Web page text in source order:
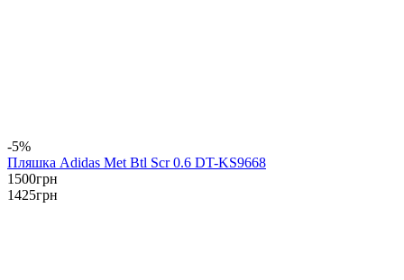
-5%
Пляшка Adidas Met Btl Scr 0.6 DT-KS9668
1500грн
1425грн